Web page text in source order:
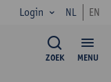
Login NL EN
MENU
ZOEK